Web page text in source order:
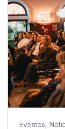
Eventos